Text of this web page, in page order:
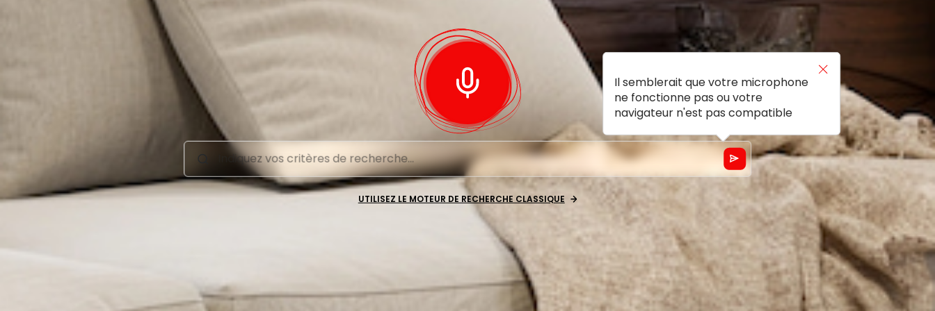
Il semblerait que votre microphone
ne fonctionne pas ou votre
navigateur n'est pas compatible
UTILISEZ LE MOTEUR DE RECHERCHE CLASSIQUE